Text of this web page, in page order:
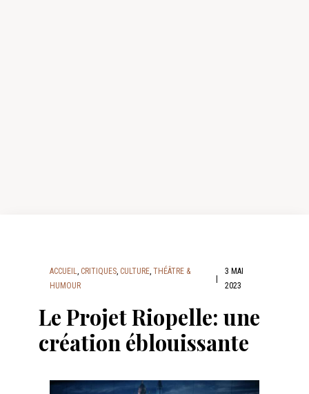
ACCUEIL, CRITIQUES, CULTURE, THÉÂTRE &
HUMOUR
|
3 MAI
2023
Le Projet Riopelle: une
création éblouissante